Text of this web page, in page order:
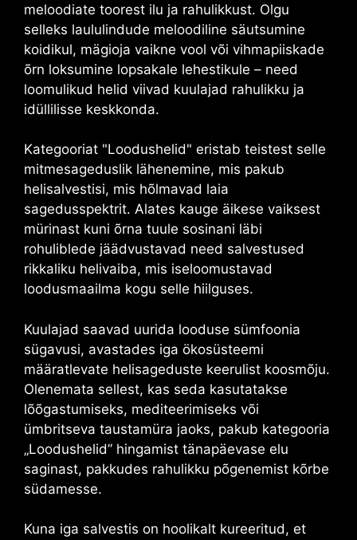
meloodiate toorest ilu ja rahulikkust. Olgu
selleks laululindude meloodiline säutsumine
koidikul, mägioja vaikne vool või vihmapiiskade
õrn loksumine lopsakale lehestikule – need
loomulikud helid viivad kuulajad rahulikku ja
idüllilisse keskkonda.
Kategooriat "Loodushelid" eristab teistest selle
mitmesageduslik lähenemine, mis pakub
helisalvestisi, mis hõlmavad laia
sagedusspektrit. Alates kauge äikese vaiksest
mürinast kuni õrna tuule sosinani läbi
rohuliblede jäädvustavad need salvestused
rikkaliku helivaiba, mis iseloomustavad
loodusmaailma kogu selle hiilguses.
Kuulajad saavad uurida looduse sümfoonia
sügavusi, avastades iga ökosüsteemi
määratlevate helisageduste keerulist koosmõju.
Olenemata sellest, kas seda kasutatakse
lõõgastumiseks, mediteerimiseks või
ümbritseva taustamüra jaoks, pakub kategooria
„Loodushelid” hingamist tänapäevase elu
saginast, pakkudes rahulikku põgenemist kõrbe
südamesse.
Kuna iga salvestis on hoolikalt kureeritud, et